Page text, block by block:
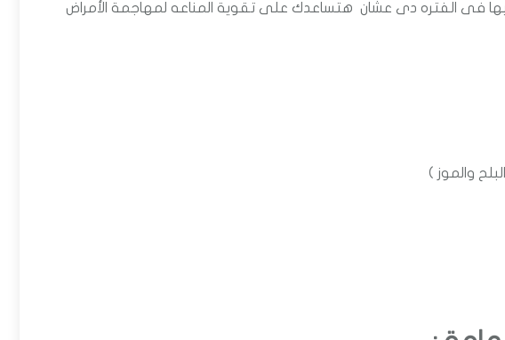
فى الفتره دى عشان هتساعدك على تقوية المناعه لمهاجمة الأمراض
والموز )